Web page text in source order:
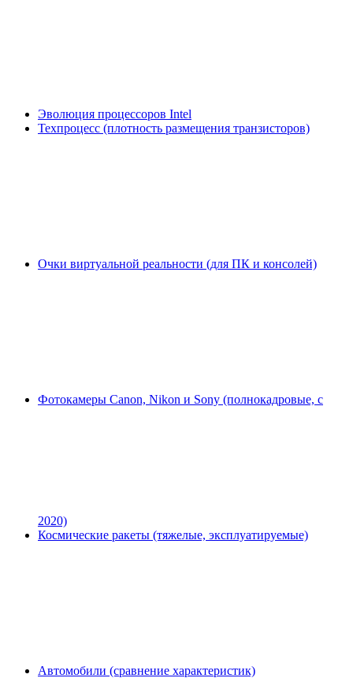
Эволюция процессоров Intel
Техпроцесс (плотность размещения транзисторов)
Очки виртуальной реальности (для ПК и консолей)
Фотокамеры Canon, Nikon и Sony (полнокадровые, с
2020)
Космические ракеты (тяжелые, эксплуатируемые)
Автомобили (сравнение характеристик)